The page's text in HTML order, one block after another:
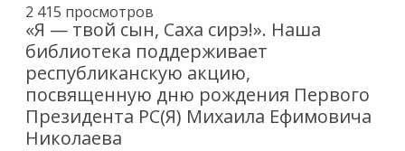
2 415 просмотров
«Я — твой сын, Саха сирэ!». Наша
библиотека поддерживает
республиканскую акцию,
посвященную дню рождения Первого
Президента РС(Я) Михаила Ефимовича
Николаева